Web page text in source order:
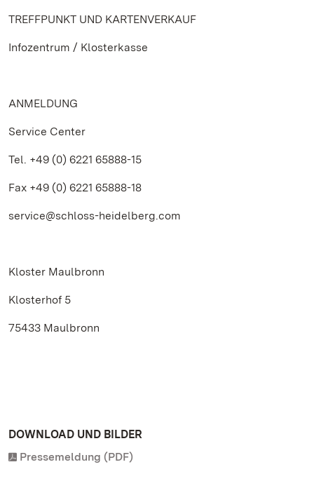
TREFFPUNKT UND KARTENVERKAUF
Infozentrum / Klosterkasse
ANMELDUNG
Service Center
Tel. +49 (0) 6221 65888-15
Fax +49 (0) 6221 65888-18
service@schloss-heidelberg.com
Kloster Maulbronn
Klosterhof 5
75433 Maulbronn
DOWNLOAD UND BILDER
Pressemeldung (PDF)